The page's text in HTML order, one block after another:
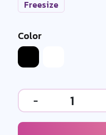
Freesize
Color
- 1